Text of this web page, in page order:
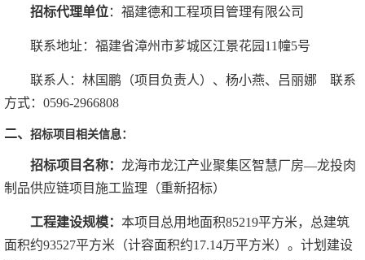
招标代理单位： 福建德和工程项目管理有限公司
联系地址：福建省漳州市芗城区江景花园 11幢5号
联系人： 林国鹏（项目负责人）、杨小燕、吕丽娜
联系
方式： 0596-2966808
二、 招标项目相关信息：
招标项目名称： 龙海市龙江产业聚集区智慧厂房—龙投肉
制品供应链项目施工监理（重新招标）
工程建设规模： 本项目总用地面积85219平方米，总建筑
面积约93527平方米（计容面积约17.14万平方米）。计划建设